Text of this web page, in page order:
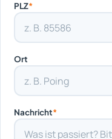
PLZ*
Ort
Nachricht*